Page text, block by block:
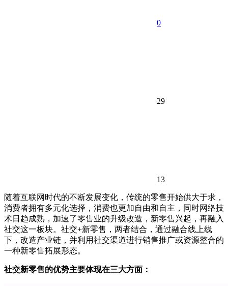
0
29
13
随着互联网时代的不断发展变化，传统的零售开始供大于求，
消费者拥有多元化选择，消费也更加自由和自主，同时网络技
术日趋成熟，加速了零售业的升级改造，新零售兴起，再融入
社交这一板块。社交+新零售，两者结合，通过融合线上线
下，改造产业链，并利用社交渠道进行销售推广或资源整合的
一种新零售拓展形态。
社交新零售的优势主要体现在三大方面：